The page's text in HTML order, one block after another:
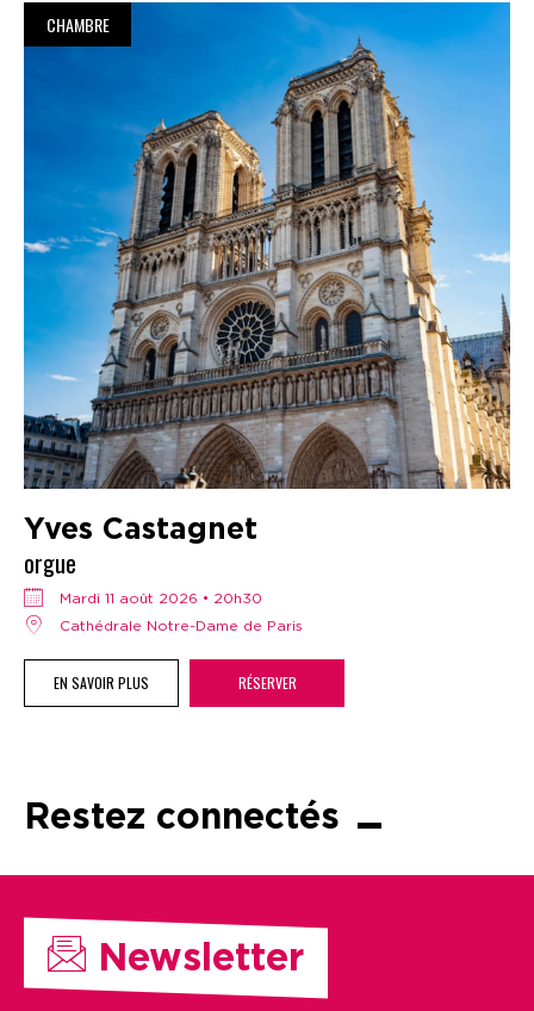
CHAMBRE
Yves Castagnet
orgue
mardi 11 août 2026 • 20h30
Cathédrale Notre-Dame de Paris
EN SAVOIR PLUS RÉSERVER
Restez connectés
Newsletter